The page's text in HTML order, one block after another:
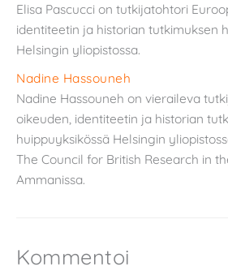
Elisa Pascucci on tutkijatohtori
identiteetin ja historian tutkimuksen
Helsingin yliopistossa.
Nadine Hassouneh
Nadine Hassouneh on vieraileva
oikeuden, identiteetin ja historian
huippuyksikössä Helsingin
The Council for British Research in
Ammanissa.
Kommentoi